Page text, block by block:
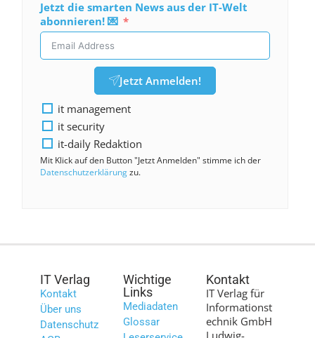
Jetzt die smarten News aus der IT-Welt
abonnieren! 💌
Jetzt Anmelden!
it management
it security
it-daily Redaktion
Mit Klick auf den Button "Jetzt Anmelden" stimme ich der
Datenschutzerklärungzu.
IT Verlag
Kontakt
Über uns
Datenschutz
Wichtige
Links
Mediadaten
Glossar
Kontakt
IT Verlag für
Informationst
echnik GmbH
Ludwig-